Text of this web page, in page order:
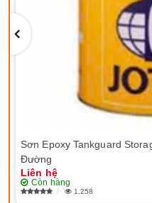
Sơn Epoxy Tankguard
Đường
Liên hệ
Còn hàng
1,258